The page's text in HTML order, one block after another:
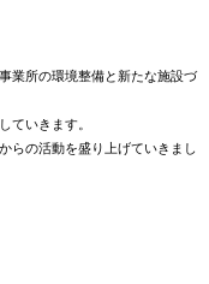
業所の環境整備と新たな施設づ
ていきます。
らの活動を盛り上げていきまし